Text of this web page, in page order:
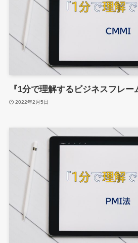
『1分で理解するビジネスフレ
2022年2月5日